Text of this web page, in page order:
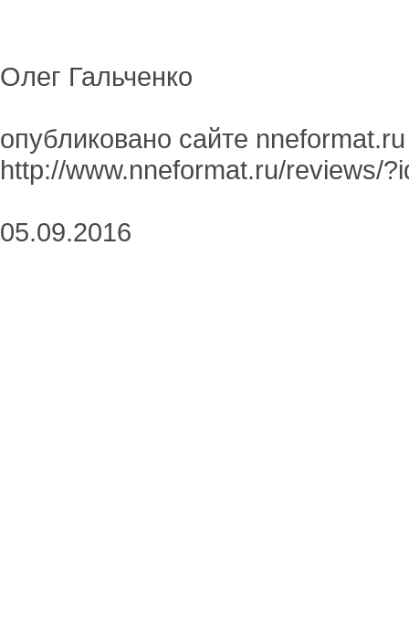
Олег Гальченко
опубликовано сайте nneformat.ru
http://www.nneformat.ru/reviews/
05.09.2016